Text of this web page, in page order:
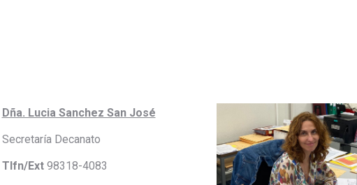
Dña. Lucia Sanchez San José
Secretaría Decanato
Tlfn/Ext98318-4083